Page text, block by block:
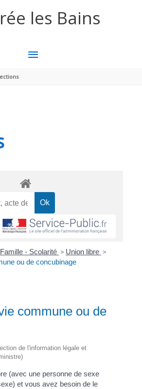
les Bains
MENU
Famille - Scolarité > Union libre >
ou de concubinage
commune ou de
de l'information légale et
(avec une personne de sexe
et vous avez besoin de le